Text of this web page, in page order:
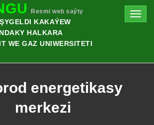
Resmi web saýty
KAKAÝEW
HALKARA
WE GAZ UNIWERSITETI
energetikasy
merkezi